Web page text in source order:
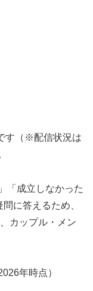
す（※配信状況は
「成立しなかった
に答えるため、
カップル・メン
年時点）